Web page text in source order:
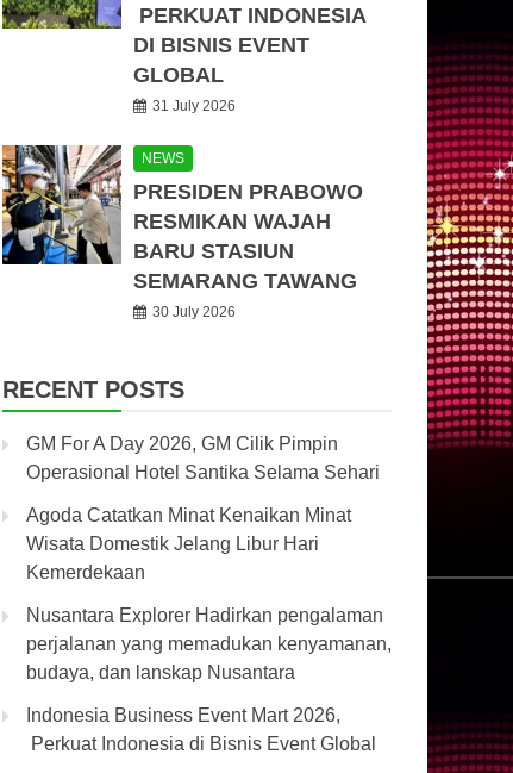
PERKUAT INDONESIA
DI BISNIS EVENT
GLOBAL
31 July 2026
NEWS
PRESIDEN PRABOWO
RESMIKAN WAJAH
BARU STASIUN
SEMARANG TAWANG
30 July 2026
RECENT POSTS
GM For A Day 2026, GM Cilik Pimpin
Operasional Hotel Santika Selama Sehari
Agoda Catatkan Minat Kenaikan Minat
Wisata Domestik Jelang Libur Hari
Kemerdekaan
Nusantara Explorer Hadirkan pengalaman
perjalanan yang memadukan kenyamanan,
budaya, dan lanskap Nusantara
Indonesia Business Event Mart 2026,
Perkuat Indonesia di Bisnis Event Global